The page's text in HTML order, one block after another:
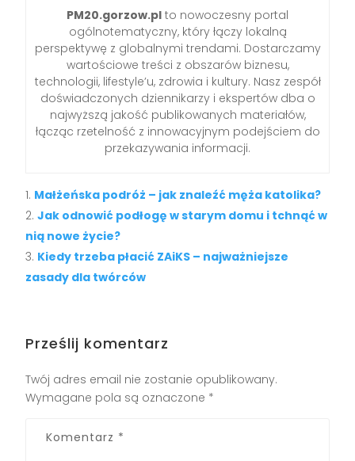
PM20.gorzow.pl to nowoczesny portal
ogólnotematyczny, który łączy lokalną
perspektywę z globalnymi trendami. Dostarczamy
wartościowe treści z obszarów biznesu,
technologii, lifestyle’u, zdrowia i kultury. Nasz zespół
doświadczonych dziennikarzy i ekspertów dba o
najwyższą jakość publikowanych materiałów,
łącząc rzetelność z innowacyjnym podejściem do
przekazywania informacji.
Małżeńska podróż – jak znaleźć męża katolika?
Jak odnowić podłogę w starym domu i tchnąć w
nią nowe życie?
Kiedy trzeba płacić ZAiKS – najważniejsze
zasady dla twórców
Prześlij komentarz
Twój adres email nie zostanie opublikowany.
Wymagane pola są oznaczone *